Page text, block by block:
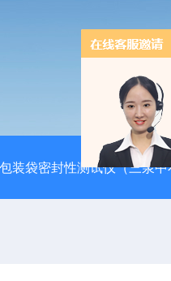
包装袋密封性测试仪（三泉中